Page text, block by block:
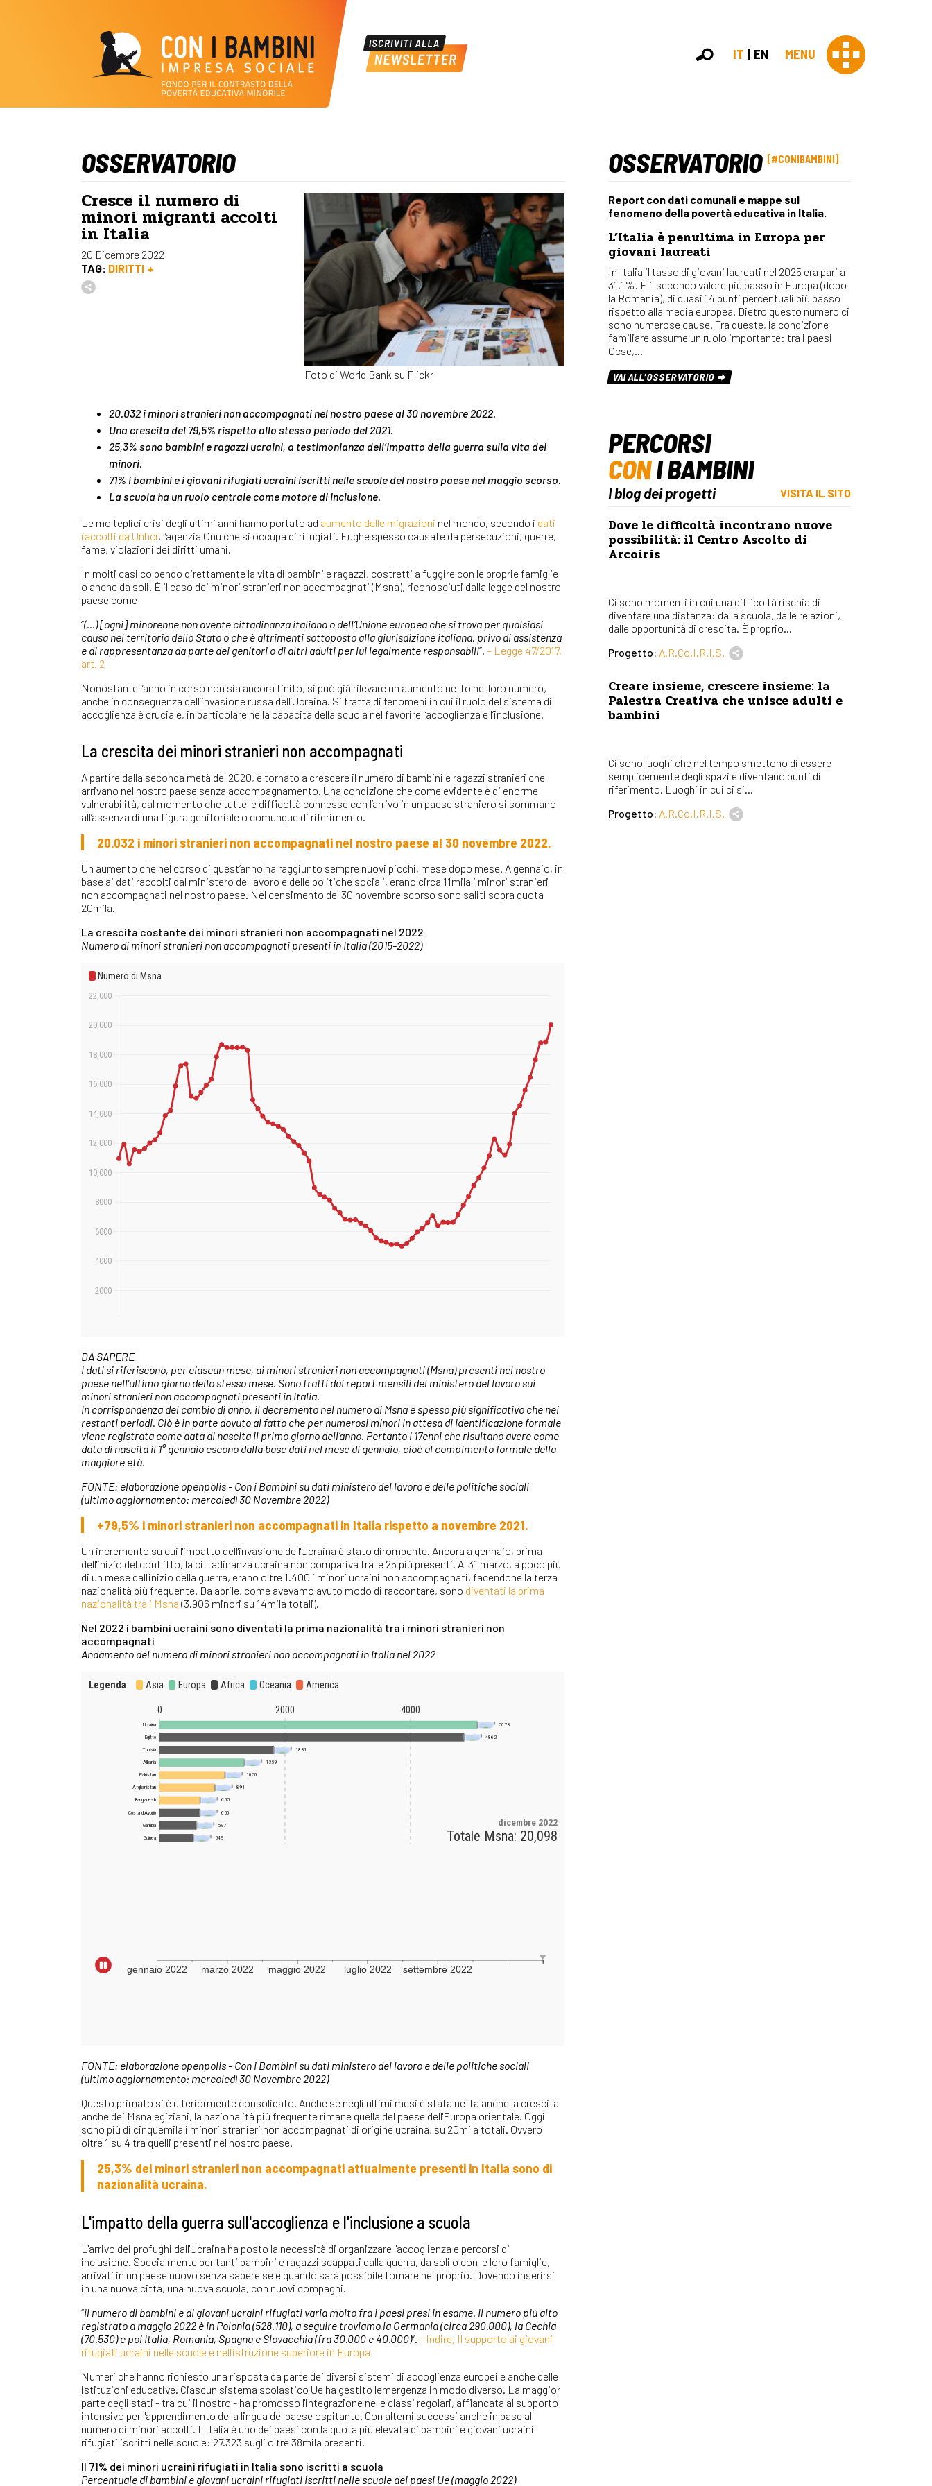
IT EN MENU
OSSERVATORIO
Cresce il numero di
minori migranti accolti
in Italia
20 Dicembre 2022
TAG: DIRITTI
Foto di World Bank su Flickr
20.032 i minori stranieri non accompagnati nel nostro paese al 30 novembre 2022.
Una crescita del 79,5% rispetto allo stesso periodo del 2021.
25,3% sono bambini e ragazzi ucraini, a testimonianza dell’impatto della guerra sulla vita dei
minori.
71% i bambini e i giovani rifugiati ucraini iscritti nelle scuole del nostro paese nel maggio scorso.
La scuola ha un ruolo centrale come motore di inclusione.
Le molteplici crisi degli ultimi anni hanno portato ad aumento delle migrazioni nel mondo, secondo i dati
raccolti da Unhcr, l’agenzia Onu che si occupa di rifugiati. Fughe spesso causate da persecuzioni, guerre,
fame, violazioni dei diritti umani.
In molti casi colpendo direttamente la vita di bambini e ragazzi, costretti a fuggire con le proprie famiglie
o anche da soli. È il caso dei minori stranieri non accompagnati (Msna), riconosciuti dalla legge del nostro
paese come
“(…) [ogni] minorenne non avente cittadinanza italiana o dell’Unione europea che si trova per qualsiasi
causa nel territorio dello Stato o che è altrimenti sottoposto alla giurisdizione italiana, privo di assistenza
e di rappresentanza da parte dei genitori o di altri adulti per lui legalmente responsabili”. – Legge 47/2017,
art. 2
Nonostante l’anno in corso non sia ancora finito, si può già rilevare un aumento netto nel loro numero,
anche in conseguenza dell’invasione russa dell’Ucraina. Si tratta di fenomeni in cui il ruolo del sistema di
accoglienza è cruciale, in particolare nella capacità della scuola nel favorire l’accoglienza e l’inclusione.
La crescita dei minori stranieri non accompagnati
A partire dalla seconda metà del 2020, è tornato a crescere il numero di bambini e ragazzi stranieri che
arrivano nel nostro paese senza accompagnamento. Una condizione che come evidente è di enorme
vulnerabilità, dal momento che tutte le difficoltà connesse con l’arrivo in un paese straniero si sommano
all’assenza di una figura genitoriale o comunque di riferimento.
20.032 i minori stranieri non accompagnati nel nostro paese al 30 novembre 2022.
Un aumento che nel corso di quest’anno ha raggiunto sempre nuovi picchi, mese dopo mese. A gennaio, in
base ai dati raccolti dal ministero del lavoro e delle politiche sociali, erano circa 11mila i minori stranieri
non accompagnati nel nostro paese. Nel censimento del 30 novembre scorso sono saliti sopra quota
20mila.
La crescita costante dei minori stranieri non accompagnati nel 2022
Numero di minori stranieri non accompagnati presenti in Italia (2015-2022)
DA SAPERE
I dati si riferiscono, per ciascun mese, ai minori stranieri non accompagnati (Msna) presenti nel nostro
paese nell’ultimo giorno dello stesso mese. Sono tratti dai report mensili del ministero del lavoro sui
minori stranieri non accompagnati presenti in Italia.
In corrispondenza del cambio di anno, il decremento nel numero di Msna è spesso più significativo che nei
restanti periodi. Ciò è in parte dovuto al fatto che per numerosi minori in attesa di identificazione formale
viene registrata come data di nascita il primo giorno dell’anno. Pertanto i 17enni che risultano avere come
data di nascita il 1° gennaio escono dalla base dati nel mese di gennaio, cioè al compimento formale della
maggiore età.
FONTE: elaborazione openpolis - Con i Bambini su dati ministero del lavoro e delle politiche sociali
(ultimo aggiornamento: mercoledì 30 Novembre 2022)
+79,5% i minori stranieri non accompagnati in Italia rispetto a novembre 2021.
Un incremento su cui l'impatto dell'invasione dell'Ucraina è stato dirompente. Ancora a gennaio, prima
dell'inizio del conflitto, la cittadinanza ucraina non compariva tra le 25 più presenti. Al 31 marzo, a poco più
di un mese dall'inizio della guerra, erano oltre 1.400 i minori ucraini non accompagnati, facendone la terza
nazionalità più frequente. Da aprile, come avevamo avuto modo di raccontare, sono diventati la prima
nazionalità tra i Msna (3.906 minori su 14mila totali).
Nel 2022 i bambini ucraini sono diventati la prima nazionalità tra i minori stranieri non
accompagnati
Andamento del numero di minori stranieri non accompagnati in Italia nel 2022
FONTE: elaborazione openpolis - Con i Bambini su dati ministero del lavoro e delle politiche sociali
(ultimo aggiornamento: mercoledì 30 Novembre 2022)
Questo primato si è ulteriormente consolidato. Anche se negli ultimi mesi è stata netta anche la crescita
anche dei Msna egiziani, la nazionalità più frequente rimane quella del paese dell'Europa orientale. Oggi
sono più di cinquemila i minori stranieri non accompagnati di origine ucraina, su 20mila totali. Ovvero
oltre 1 su 4 tra quelli presenti nel nostro paese.
25,3% dei minori stranieri non accompagnati attualmente presenti in Italia sono di
nazionalità ucraina.
L'impatto della guerra sull'accoglienza e l'inclusione a scuola
L'arrivo dei profughi dall'Ucraina ha posto la necessità di organizzare l'accoglienza e percorsi di
inclusione. Specialmente per tanti bambini e ragazzi scappati dalla guerra, da soli o con le loro famiglie,
arrivati in un paese nuovo senza sapere se e quando sarà possibile tornare nel proprio. Dovendo inserirsi
in una nuova città, una nuova scuola, con nuovi compagni.
“Il numero di bambini e di giovani ucraini rifugiati varia molto fra i paesi presi in esame. Il numero più alto
registrato a maggio 2022 è in Polonia (528.110), a seguire troviamo la Germania (circa 290.000), la Cechia
(70.530) e poi Italia, Romania, Spagna e Slovacchia (fra 30.000 e 40.000)”. - Indire, Il supporto ai giovani
rifugiati ucraini nelle scuole e nell'istruzione superiore in Europa
Numeri che hanno richiesto una risposta da parte dei diversi sistemi di accoglienza europei e anche delle
istituzioni educative. Ciascun sistema scolastico Ue ha gestito l'emergenza in modo diverso. La maggior
parte degli stati - tra cui il nostro - ha promosso l'integrazione nelle classi regolari, affiancata al supporto
intensivo per l'apprendimento della lingua del paese ospitante. Con alterni successi anche in base al
numero di minori accolti. L'Italia è uno dei paesi con la quota più elevata di bambini e giovani ucraini
rifugiati iscritti nelle scuole: 27.323 sugli oltre 38mila presenti.
Il 71% dei minori ucraini rifugiati in Italia sono iscritti a scuola
Percentuale di bambini e giovani ucraini rifugiati iscritti nelle scuole dei paesi Ue (maggio 2022)
OSSERVATORIO #CONIBAMBINI
Report con dati comunali e mappe sul
fenomeno della povertà educativa in Italia.
L’Italia è penultima in Europa per
giovani laureati
In Italia il tasso di giovani laureati nel 2025 era pari a
31,1%. È il secondo valore più basso in Europa (dopo
la Romania), di quasi 14 punti percentuali più basso
rispetto alla media europea. Dietro questo numero ci
sono numerose cause. Tra queste, la condizione
familiare assume un ruolo importante: tra i paesi
Ocse,…
VAI ALL'OSSERVATORIO
PERCORSI
CONI BAMBINI
I blog dei progetti VISITA IL SITO
Dove le difficoltà incontrano nuove
possibilità: il Centro Ascolto di
Arcoiris
Ci sono momenti in cui una difficoltà rischia di
diventare una distanza: dalla scuola, dalle relazioni,
dalle opportunità di crescita. È proprio...
Progetto: A.R.Co.I.R.I.S.
Creare insieme, crescere insieme: la
Palestra Creativa che unisce adulti e
bambini
Ci sono luoghi che nel tempo smettono di essere
semplicemente degli spazi e diventano punti di
riferimento. Luoghi in cui ci si...
Progetto: A.R.Co.I.R.I.S.